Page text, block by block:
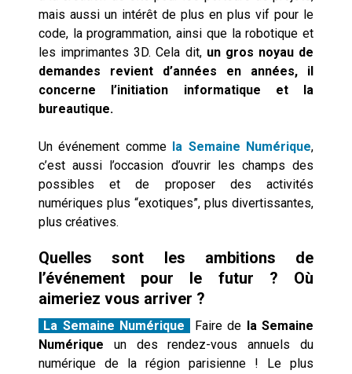
mais aussi un intérêt de plus en plus vif pour le
code, la programmation, ainsi que la robotique et
les imprimantes 3D. Cela dit, un gros noyau de
demandes revient d’années en années, il
concerne l’initiation informatique et la
bureautique.
Un événement comme la Semaine Numérique,
c’est aussi l’occasion d’ouvrir les champs des
possibles et de proposer des activités
numériques plus “exotiques”, plus divertissantes,
plus créatives.
Quelles sont les ambitions de
l’événement pour le futur ? Où
aimeriez vous arriver ?
La Semaine Numérique Faire de
la Semaine
Numérique un des rendez­-vous annuels du
numérique de la région parisienne ! Le plus